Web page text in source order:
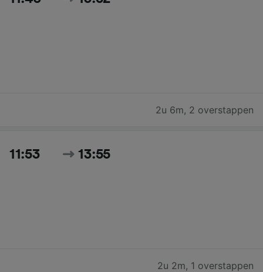
2u 6m, 2 overstappen
11:53 13:55
2u 2m, 1 overstappen